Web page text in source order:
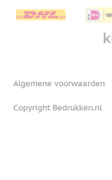
Algemene voorwaarden
Copyright Bedrukken.nl